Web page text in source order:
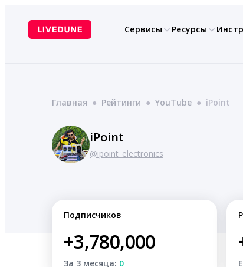
содержимому
Сервисы Ресурсы
Главная ● Рейтинги ● YouTube ● iPoint
iPoint
@ipoint_electronics
Подписчиков
+3,780,000
За 3 месяца: 0